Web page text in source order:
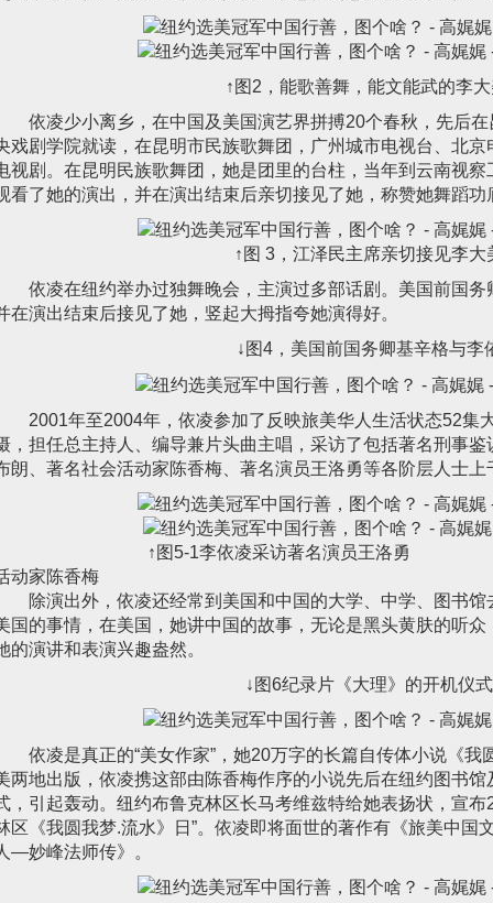
↑图2，能歌善舞，能文能武的李
依凌少小离乡，在中国及美国演艺界拼搏20个春秋，先后
戏剧学院就读，在昆明市民族歌舞团，广州城市电视台、北
视剧。在昆明民族歌舞团，她是团里的台柱，当年到云南视
看了她的演出，并在演出结束后亲切接见了她，称赞她舞蹈功
↑图 3，江泽民主席亲切接见李大
依凌在纽约举办过独舞晚会，主演过多部话剧。美国前国
在演出结束后接见了她，竖起大拇指夸她演得好。
↓图4，美国前国务卿基辛格与李
2001年至2004年，依凌参加了反映旅美华人生活状态52集
，担任总主持人、编导兼片头曲主唱，采访了包括著名刑事
朗、著名社会活动家陈香梅、著名演员王洛勇等各阶层人士上
图5-1李依凌采访著名演员王洛勇 ↑图5-2
动家陈香梅
除演出外，依凌还经常到美国和中国的大学、中学、图书
国的事情，在美国，她讲中国的故事，无论是黑头黄肤的听
的演讲和表演兴趣盎然。
↓图6纪录片《大理》的开机仪
依凌是真正的“美女作家”，她20万字的长篇自传体小说《
两地出版，依凌携这部由陈香梅作序的小说先后在纽约图书
，引起轰动。纽约布鲁克林区长马考维兹特给她表扬状，宣布
区《我圆我梦.流水》日”。依凌即将面世的著作有《旅美中国
—妙峰法师传》。